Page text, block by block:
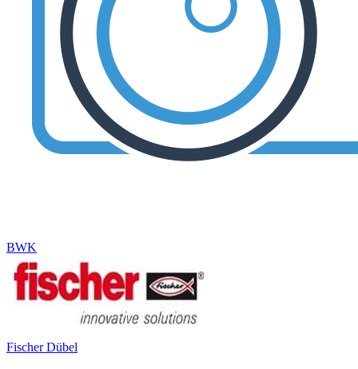
BWK
Fischer Dübel